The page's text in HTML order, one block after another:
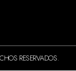
RESERVADOS.